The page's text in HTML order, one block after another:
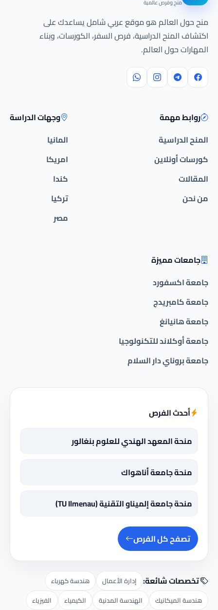
منح وفرص عالمية
منح حول العالم هو موقع عربي شامل يساعدك على
اكتشاف المنح الدراسية، فرص السفر، الكورسات، وبناء
المهارات حول العالم.
روابط مهمة
المنح الدراسية
كورسات أونلاين
المقالات
من نحن
وجهات الدراسة
المانيا
امريكا
كندا
تركيا
مصر
جامعات مميزة
جامعة اكسفورد
جامعة كامبريدج
جامعة هانيانغ
جامعة أوكلاند للتكنولوجيا
جامعة بروناي دار السلام
أحدث الفرص
منحة المعهد الهندي للعلوم بنغالور
منحة جامعة أناهواك
منحة جامعة إلميناو التقنية (TU Ilmenau)
تصفح كل الفرص
تخصصات شائعة: إدارة الأعمال
هندسة كهرباء
هندسة الميكانيك
الهندسة المدنية الكيمياء الفيزياء